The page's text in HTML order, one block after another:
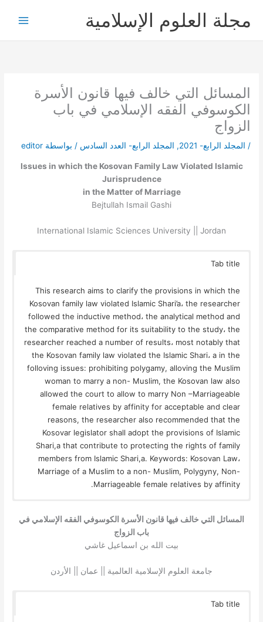
مجلة العلوم الإسلامية
المسائل التي خالف فيها قانون الأسرة
الكوسوفي الفقه الإسلامي في باب
الزواج
/ المجلد الرابع- 2021 , المجلد الرابع- العدد السادس / بواسطة editor
Issues in which the Kosovan Family Law Violated Islamic
Jurisprudence
in the Matter of Marriage
Bejtullah Ismail Gashi
International Islamic Sciences University || Jordan
Tab title
This research aims to clarify the provisions in which the
Kosovan family law violated Islamic Shari’a، the researcher
followed the inductive method، the analytical method and
the comparative method for its suitability to the study، the
researcher reached a number of results، most notably that
the Kosovan family law violated the Islamic Shari، a in the
folloving issues: prohibiting polygamy, alloving the Muslim
woman to marry a non- Muslim, the Kosovan law also
allowed the court to allow to marry Non –Marriageable
female relatives by affinity for acceptable and clear
reasons, the researcher also recommended that the
Kosovar legislator shall adopt the provisions of Islamic
Shari,a that contribute to protecting the rights of family
members from Islamic Shari,a. Keywords: Kosovan Law،
Marriage of a Muslim to a non- Muslim, Polygyny, Non-
Marriageable female relatives by affinity.
المسائل التي خالف فيها قانون الأسرة الكوسوفي الفقه الإسلامي في
باب الزواج
بيت الله بن اسماعيل غاشي
جامعة العلوم الإسلامية العالمية || عمان || الأردن
Tab title